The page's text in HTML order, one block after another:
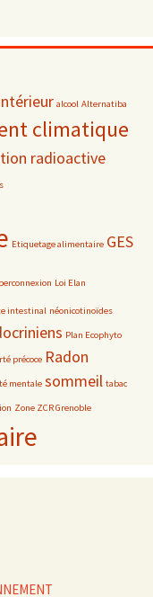
alcool Alternatiba
climatique
radioactive
Etiquetage alimentaire GES
Loi Elan
intestinal néonicotinoïdes
Plan Ecophyto
précoce Radon
mentale sommeil tabac
Zone ZCR Grenoble